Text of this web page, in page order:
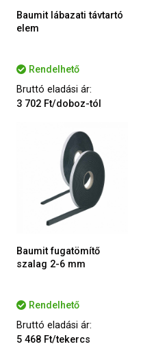
Baumit lábazati távtartó
elem
Rendelhető
Bruttó eladási ár:
3 702 Ft/doboz-tól
Baumit fugatömítő
szalag 2-6 mm
Rendelhető
Bruttó eladási ár:
5 468 Ft/tekercs